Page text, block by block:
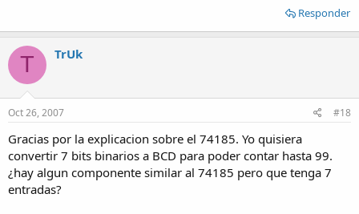
Responder
T TrUk
Oct 26, 2007 #18
Gracias por la explicacion sobre el 74185. Yo quisiera
convertir 7 bits binarios a BCD para poder contar hasta 99.
¿hay algun componente similar al 74185 pero que tenga 7
entradas?